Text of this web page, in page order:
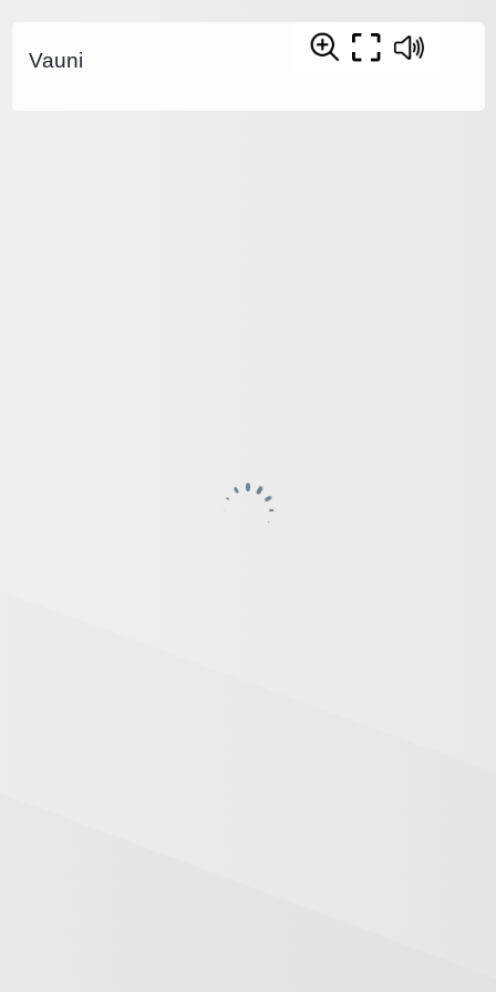
Vauni